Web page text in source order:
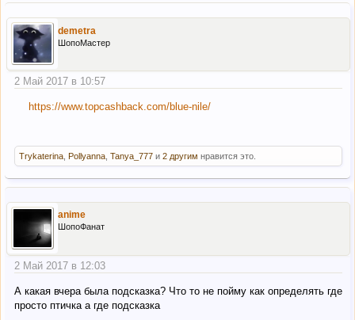
demetra
ШопоМастер
2 Май 2017 в 10:57
https://www.topcashback.com/blue-nile/
Trykaterina Pollyanna Tanya_777 и 2 другим нравится это.
anime
ШопоФанат
2 Май 2017 в 12:03
А какая вчера была подсказка? Что то не пойму как определять где
просто птичка а где подсказка